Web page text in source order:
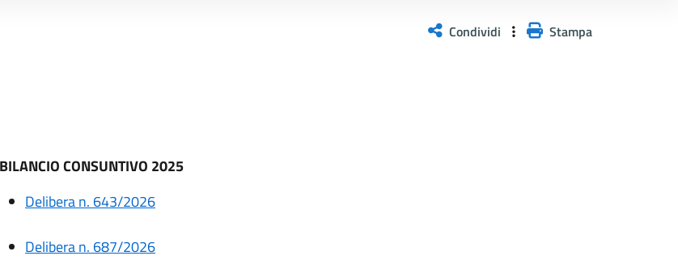
Condividi Stampa
BILANCIO CONSUNTIVO 2025
Delibera n. 643/2026
Delibera n. 687/2026